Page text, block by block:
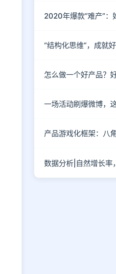
“结构化思维”，成就
怎么做一个好产品？
一场活动刷爆微博，
产品游戏化框架：八
数据分析|自然增长率